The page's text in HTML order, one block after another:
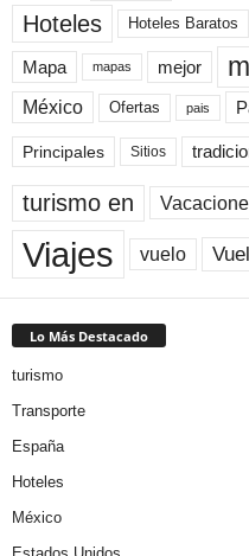
Hoteles Hoteles Baratos
Mapa mapas mejor
México Ofertas pais
Principales Sitios
turismo en
Viajes vuelo
Lo Más Destacado
turismo
Transporte
España
Hoteles
México